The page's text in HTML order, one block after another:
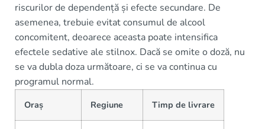
riscurilor de dependență și efecte secundare. De
asemenea, trebuie evitat consumul de alcool
concomitent, deoarece aceasta poate intensifica
efectele sedative ale stilnox. Dacă se omite o doză, nu
se va dubla doza următoare, ci se va continua cu
programul normal.
Oraș Regiune Timp de livrare